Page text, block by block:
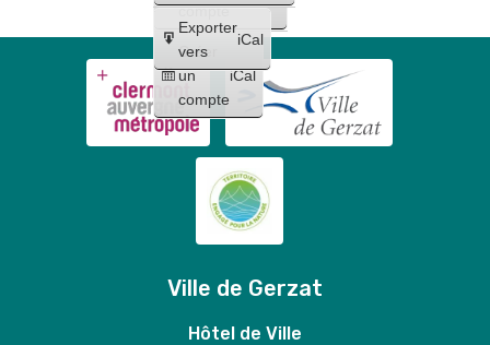
compte
Créer
un
compte
iCal
Exporter
vers
iCal
Ville de Gerzat
Hôtel de Ville